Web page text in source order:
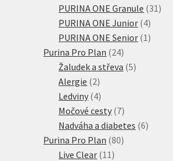
PURINA ONE Granule 31 31
PURINA ONE Junior 44
PURINA ONE Senior 1 1
Purina Pro Plan 2424
produktů
Žaludek a střeva 55
Alergie 22
produkty
Ledviny 44
produkty
Močové cesty 77
produktů
Nadváha a diabetes 66
Purina Pro Plan 8080
Live Clear 11 11